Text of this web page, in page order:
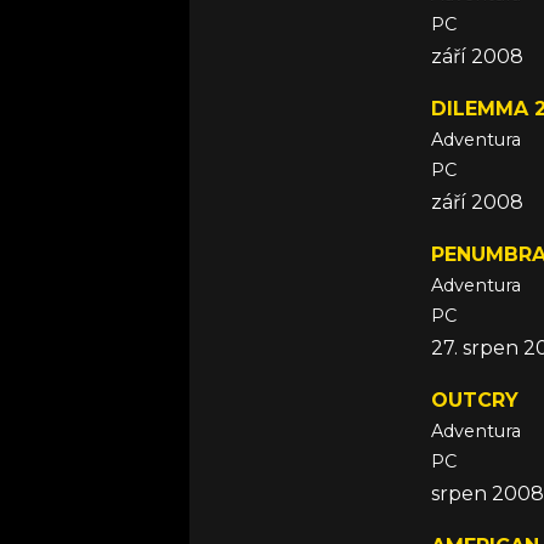
PC
září 2008
DILEMMA 2
Adventura
PC
září 2008
Adventura
PC
27. srpen
OUTCRY
Adventura
PC
srpen 2008